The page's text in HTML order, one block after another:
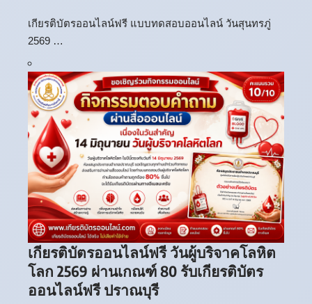
เกียรติบัตรออนไลน์ฟรี แบบทดสอบออนไลน์ วันสุนทรภู่
2569 …
เกียรติบัตรออนไลน์ฟรี วันผู้บริจาคโลหิต
โลก 2569 ผ่านเกณฑ์ 80 รับเกียรติบัตร
ออนไลน์ฟรี ปราณบุรี